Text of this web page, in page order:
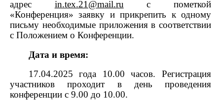
адрес in.tex.21@mail.ru с пометкой
«Конференция» заявку и прикрепить к одному
письму необходимые приложения в соответствии
с Положением о Конференции.
Дата и время:
17.04.2025 года 10.00 часов. Регистрация
участников проходит в день проведения
конференции с 9.00 до 10.00.